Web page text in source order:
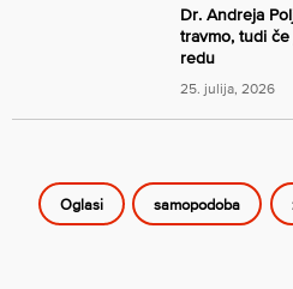
Dr. Andreja
travmo, tudi
redu
25. julija, 2026
Oglasi samopodoba